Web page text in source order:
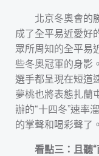
北京冬奧會的
成了全平易近愛好
眾所周知的全平易
些冬奧冠軍的身影
選手都呈現在短道
夢桃也將表態扎蘭
辦的“十四冬”速率
的掌聲和喝彩聲了。
看點三：且聽“